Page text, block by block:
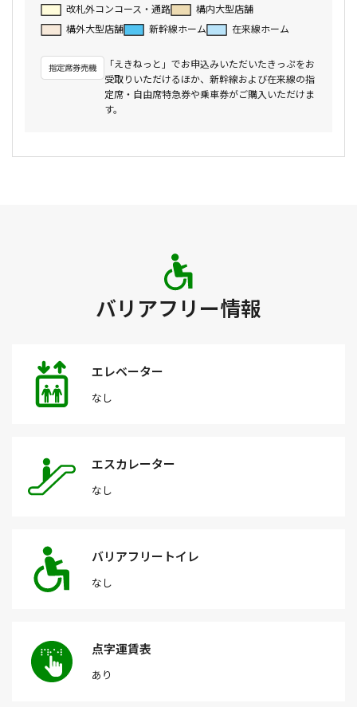
改札外コンコース・通路
構内大型店舗
構外大型店舗
新幹線ホーム 在来線ホーム
「えきねっと」でお申込みいただいたきっぷをお
受取りいただけるほか、新幹線および在来線の指
定席・自由席特急券や乗車券がご購入いただけま
す。
バリアフリー情報
エレベーター
なし
エスカレーター
なし
バリアフリートイレ
なし
点字運賃表
あり